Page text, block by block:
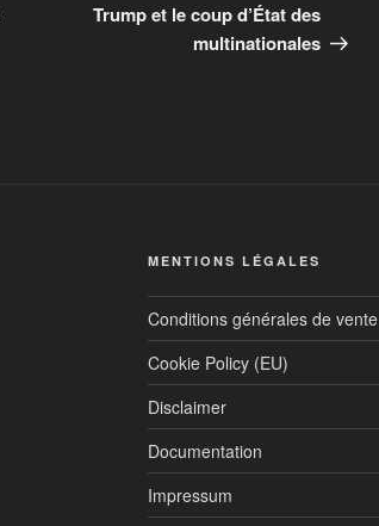
Trump et le coup d’État des
multinationales
MENTIONS LÉGALES
Conditions générales de vente
Cookie Policy (EU)
Disclaimer
Documentation
Impressum